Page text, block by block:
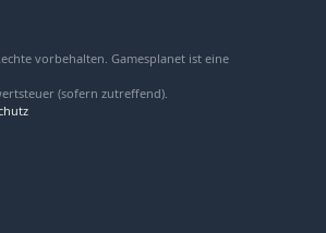
vorbehalten. Gamesplanet ist eine
(sofern zutreffend).